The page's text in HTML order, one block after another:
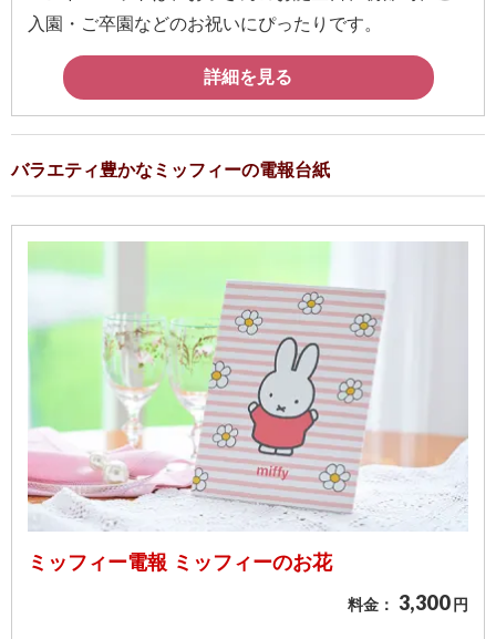
入園・ご卒園などのお祝いにぴったりです。
詳細を見る
バラエティ豊かなミッフィーの電報台紙
ミッフィー電報 ミッフィーのお花
料金： 3,300 円